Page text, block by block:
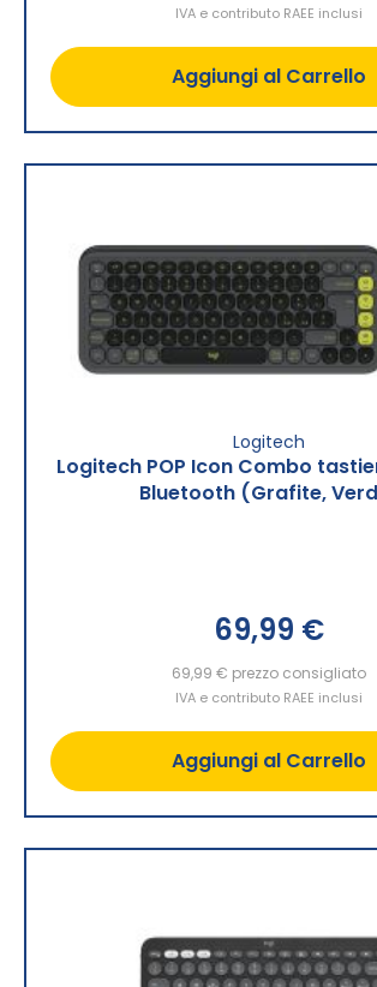
IVA e contributo RAEE inclusi
Aggiungi al Carrello
Logitech
Logitech POP Icon Combo
Bluetooth (Grafite,
69,99 €
69,99 € prezzo consigliato
IVA e contributo RAEE inclusi
Aggiungi al Carrello